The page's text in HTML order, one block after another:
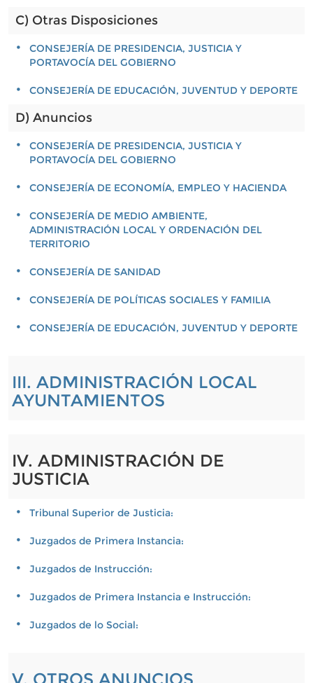
C) Otras Disposiciones
CONSEJERÍA DE PRESIDENCIA, JUSTICIA Y
PORTAVOCÍA DEL GOBIERNO
CONSEJERÍA DE EDUCACIÓN, JUVENTUD Y DEPORTE
D) Anuncios
CONSEJERÍA DE PRESIDENCIA, JUSTICIA Y
PORTAVOCÍA DEL GOBIERNO
CONSEJERÍA DE ECONOMÍA, EMPLEO Y HACIENDA
CONSEJERÍA DE MEDIO AMBIENTE,
ADMINISTRACIÓN LOCAL Y ORDENACIÓN DEL
TERRITORIO
CONSEJERÍA DE SANIDAD
CONSEJERÍA DE POLÍTICAS SOCIALES Y FAMILIA
CONSEJERÍA DE EDUCACIÓN, JUVENTUD Y DEPORTE
III. ADMINISTRACIÓN LOCAL
AYUNTAMIENTOS
IV. ADMINISTRACIÓN DE
JUSTICIA
Tribunal Superior de Justicia:
Juzgados de Primera Instancia:
Juzgados de Instrucción:
Juzgados de Primera Instancia e Instrucción:
Juzgados de lo Social: